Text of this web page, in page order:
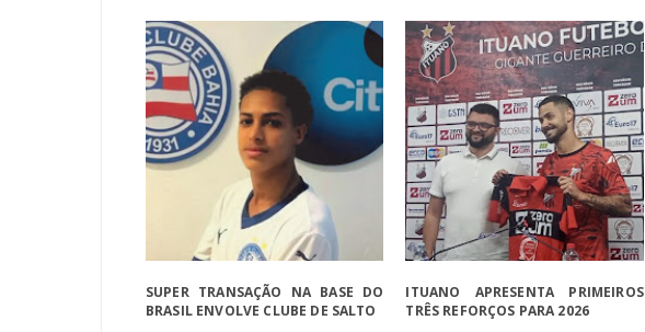
SUPER TRANSAÇÃO NA BASE DO
BRASIL ENVOLVE CLUBE DE SALTO
ITUANO APRESENTA PRIMEIROS
TRÊS REFORÇOS PARA 2026